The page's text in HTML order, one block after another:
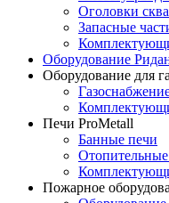
Оголовки
Запасные
Оборудование
Оборудование для
Печи ProMetall
Банные печи
Пожарное